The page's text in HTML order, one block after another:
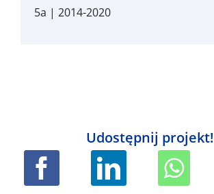
5a | 2014-2020
Udostępnij projekt!